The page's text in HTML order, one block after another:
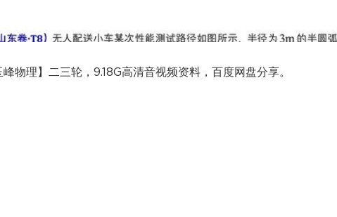
物理】二三轮，9.18G高清音视频资料，百度网盘分享。